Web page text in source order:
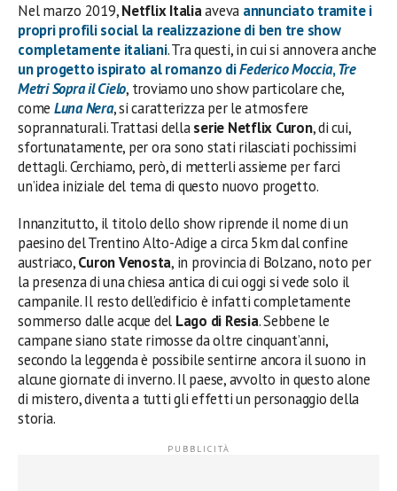
Nel marzo 2019,Netflix Italiaaveva annunciato tramite i
propri profili social la realizzazione di ben tre show
completamente italiani. Tra questi, in cui si annovera anche
un progetto ispirato al romanzo diFederico Moccia,Tre
Metri Sopra il Cielo, troviamo uno show particolare che,
come Luna Nera, si caratterizza per le atmosfere
soprannaturali. Trattasi dellaserie Netflix Curon, di cui,
sfortunatamente, per ora sono stati rilasciati pochissimi
dettagli. Cerchiamo, però, di metterli assieme per farci
un’idea iniziale del tema di questo nuovo progetto.
Innanzitutto, il titolo dello show riprende il nome di un
paesino del Trentino Alto-Adige a circa 5km dal confine
austriaco,Curon Venosta, in provincia di Bolzano, noto per
la presenza di una chiesa antica di cui oggi si vede solo il
campanile. Il resto dell’edificio è infatti completamente
sommerso dalle acque del Lago di Resia. Sebbene le
campane siano state rimosse da oltre cinquant’anni,
secondo la leggenda è possibile sentirne ancora il suono in
alcune giornate di inverno. Il paese, avvolto in questo alone
di mistero, diventa a tutti gli effetti un personaggio della
storia.